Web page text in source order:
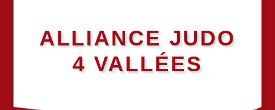
ALLIANCE JUDO
4 VALLÉES